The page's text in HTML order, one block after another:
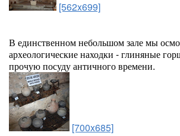
[562x699]
В единственном небольшом зале мы
археологические находки - глиняные
прочую посуду античного времени.
[700x685]